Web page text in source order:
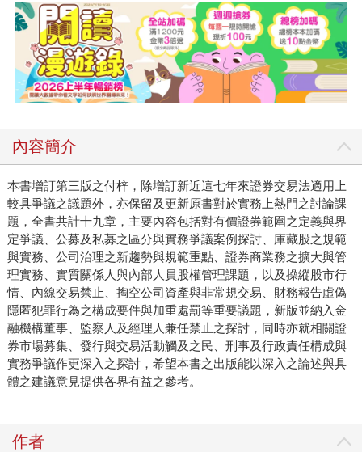
內容簡介
本書增訂第三版之付梓，除增訂新近這七年來證券交易法適用上
較具爭議之議題外，亦保留及更新原書對於實務上熱門之討論課
題，全書共計十九章，主要內容包括對有價證券範圍之定義與界
定爭議、公募及私募之區分與實務爭議案例探討、庫藏股之規範
與實務、公司治理之新趨勢與規範重點、證券商業務之擴大與管
理實務、實質關係人與內部人員股權管理課題，以及操縱股市行
情、內線交易禁止、掏空公司資產與非常規交易、財務報告虛偽
隱匿犯罪行為之構成要件與加重處罰等重要議題，新版並納入金
融機構董事、監察人及經理人兼任禁止之探討，同時亦就相關證
券市場募集、發行與交易活動觸及之民、刑事及行政責任構成與
實務爭議作更深入之探討，希望本書之出版能以深入之論述與具
體之建議意見提供各界有益之參考。
作者